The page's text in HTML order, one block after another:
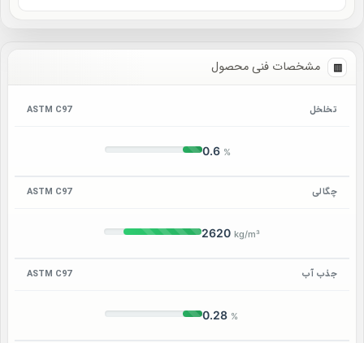
مشخصات فنی محصول
تخلخل
0.6 %
ASTM C97
چگالی
2620 kg/m³
ASTM C97
جذب آب
0.28 %
ASTM C97